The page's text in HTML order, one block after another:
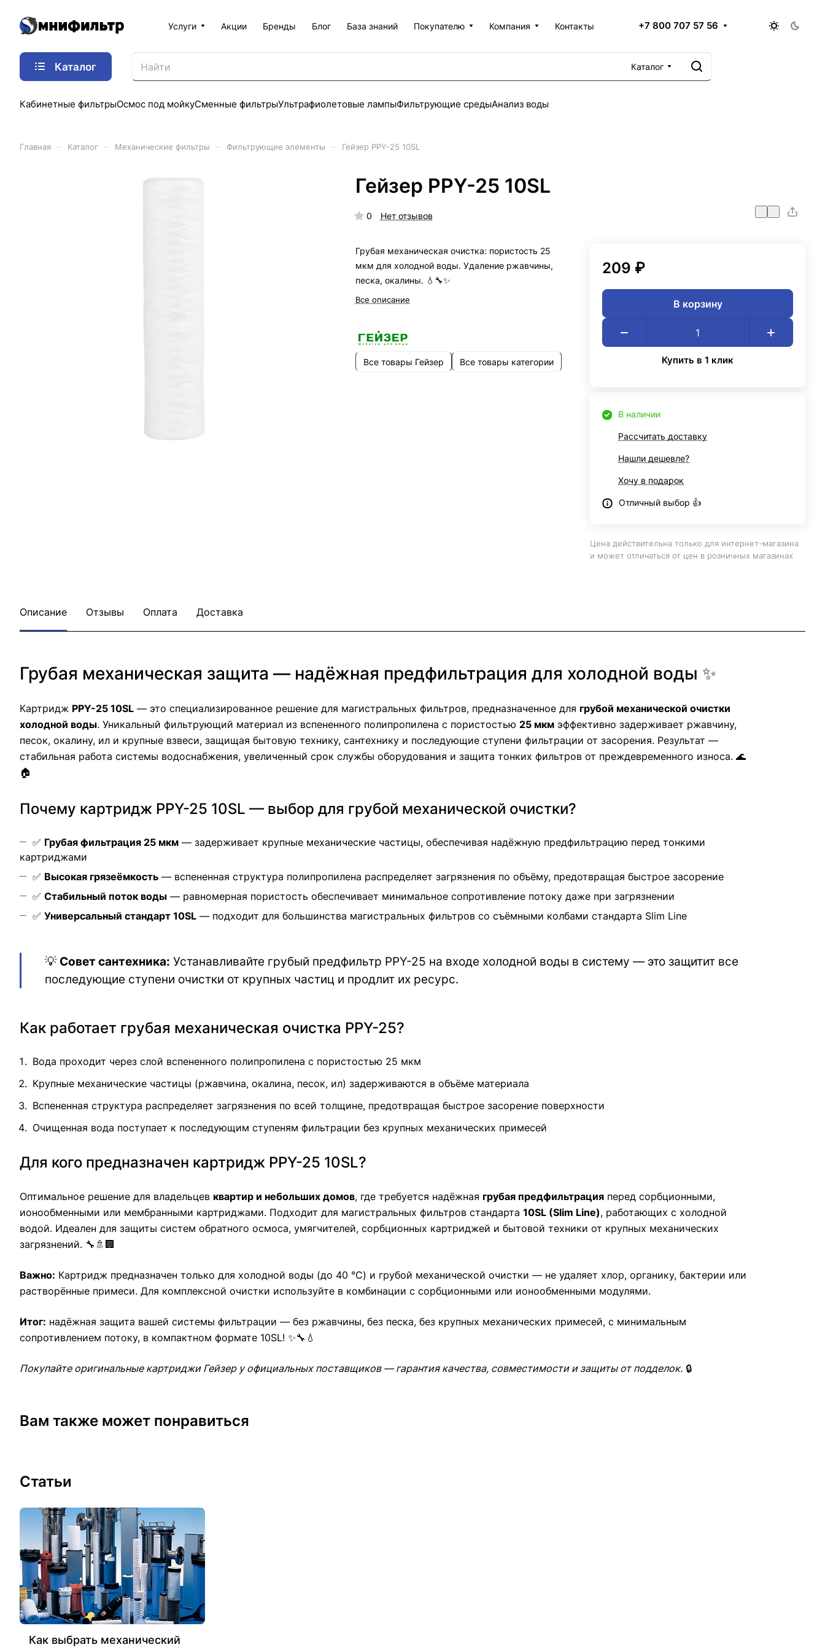
Услуги Акции Бренды Блог База знаний Покупателю Компания Контакты +7 800 707 57 56
Каталог Каталог
Кабинетные фильтрыОсмос под мойкуСменные фильтрыУльтрафиолетовые лампыФильтрующие средыАнализ воды
Главная Каталог Механические фильтры Фильтрующие элементы Гейзер PPY-25 10SL
Гейзер PPY-25 10SL
0 Нет отзывов
Грубая механическая очистка: пористость 25
мкм для холодной воды. Удаление ржавчины,
песка, окалины. 💧🔧✨
Все описание
Все товары Гейзер Все товары категории
209 ₽
В корзину
Купить в 1 клик
В наличии
Рассчитать доставку
Нашли дешевле?
Хочу в подарок
Отличный выбор 👍
Цена действительна только для интернет-магазина
и может отличаться от цен в розничных магазинах
Описание Отзывы Оплата Доставка
Грубая механическая защита — надёжная предфильтрация для холодной воды ✨
Картридж PPY-25 10SL — это специализированное решение для магистральных фильтров, предназначенное для грубой механической очистки
холодной воды. Уникальный фильтрующий материал из вспененного полипропилена с пористостью 25 мкм эффективно задерживает ржавчину,
песок, окалину, ил и крупные взвеси, защищая бытовую технику, сантехнику и последующие ступени фильтрации от засорения. Результат —
стабильная работа системы водоснабжения, увеличенный срок службы оборудования и защита тонких фильтров от преждевременного износа. 🌊
🏠
Почему картридж PPY-25 10SL — выбор для грубой механической очистки?
✅ Грубая фильтрация 25 мкм — задерживает крупные механические частицы, обеспечивая надёжную предфильтрацию перед тонкими
картриджами
✅ Высокая грязеёмкость — вспененная структура полипропилена распределяет загрязнения по объёму, предотвращая быстрое засорение
✅ Стабильный поток воды — равномерная пористость обеспечивает минимальное сопротивление потоку даже при загрязнении
✅ Универсальный стандарт 10SL — подходит для большинства магистральных фильтров со съёмными колбами стандарта Slim Line
💡 Совет сантехника: Устанавливайте грубый предфильтр PPY-25 на входе холодной воды в систему — это защитит все
последующие ступени очистки от крупных частиц и продлит их ресурс.
Как работает грубая механическая очистка PPY-25?
Вода проходит через слой вспененного полипропилена с пористостью 25 мкм
Крупные механические частицы (ржавчина, окалина, песок, ил) задерживаются в объёме материала
Вспененная структура распределяет загрязнения по всей толщине, предотвращая быстрое засорение поверхности
Очищенная вода поступает к последующим ступеням фильтрации без крупных механических примесей
Для кого предназначен картридж PPY-25 10SL?
Оптимальное решение для владельцев квартир и небольших домов, где требуется надёжная грубая предфильтрация перед сорбционными,
ионообменными или мембранными картриджами. Подходит для магистральных фильтров стандарта 10SL (Slim Line), работающих с холодной
водой. Идеален для защиты систем обратного осмоса, умягчителей, сорбционных картриджей и бытовой техники от крупных механических
загрязнений. 🔧🚿🏢
Важно: Картридж предназначен только для холодной воды (до 40 °C) и грубой механической очистки — не удаляет хлор, органику, бактерии или
растворённые примеси. Для комплексной очистки используйте в комбинации с сорбционными или ионообменными модулями.
Итог: надёжная защита вашей системы фильтрации — без ржавчины, без песка, без крупных механических примесей, с минимальным
сопротивлением потоку, в компактном формате 10SL! ✨🔧💧
Покупайте оригинальные картриджи Гейзер у официальных поставщиков — гарантия качества, совместимости и защиты от подделок. 🔒
Вам также может понравиться
Статьи
Как выбрать механический